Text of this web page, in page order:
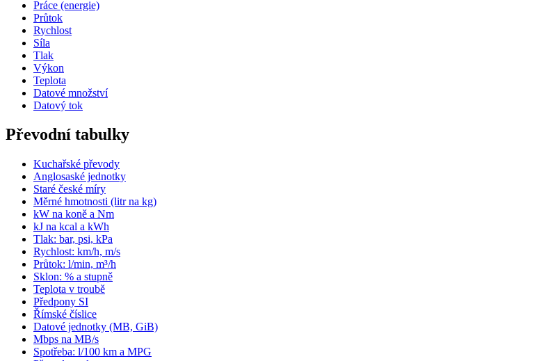
Práce (energie)
Průtok
Rychlost
Síla
Tlak
Výkon
Teplota
Datové množství
Datový tok
Převodní tabulky
Kuchařské převody
Anglosaské jednotky
Staré české míry
Měrné hmotnosti (litr na kg)
kW na koně a Nm
kJ na kcal a kWh
Tlak: bar, psi, kPa
Rychlost: km/h, m/s
Průtok: l/min, m³/h
Sklon: % a stupně
Teplota v troubě
Předpony SI
Římské číslice
Datové jednotky (MB, GiB)
Mbps na MB/s
Spotřeba: l/100 km a MPG